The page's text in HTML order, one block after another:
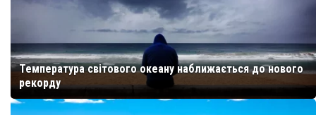
Температура світового океану наближається до нового
рекорду